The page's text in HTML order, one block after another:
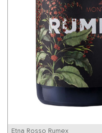
Etna Rosso Rumex